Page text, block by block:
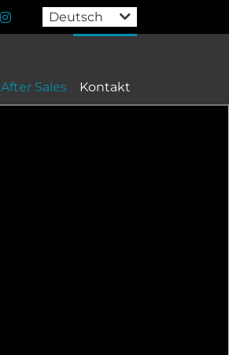
Deutsch
After Sales Kontakt